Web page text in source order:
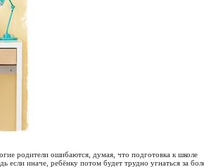
родители ошибаются, думая, что подготовка к школе
если иначе, ребёнку потом будет трудно угнаться за